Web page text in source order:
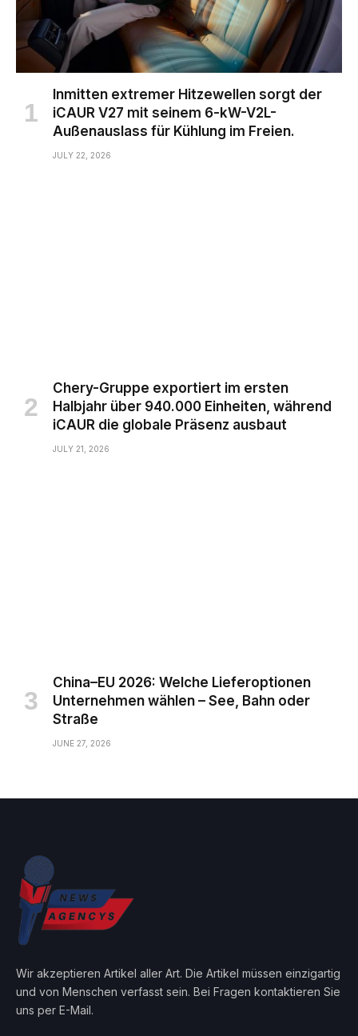
Inmitten extremer Hitzewellen sorgt der
iCAUR V27 mit seinem 6-kW-V2L-
Außenauslass für Kühlung im Freien.
JULY 22, 2026
Chery-Gruppe exportiert im ersten
Halbjahr über 940.000 Einheiten, während
iCAUR die globale Präsenz ausbaut
JULY 21, 2026
China–EU 2026: Welche Lieferoptionen
Unternehmen wählen – See, Bahn oder
Straße
JUNE 27, 2026
Wir akzeptieren Artikel aller Art. Die Artikel müssen einzigartig
und von Menschen verfasst sein. Bei Fragen kontaktieren Sie
uns per E-Mail.